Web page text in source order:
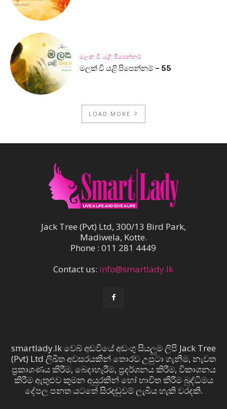
මලක් වී යළි පිපෙන්නම්
මලක් වී යළි පිපෙන්නම් – 55
LOAD MORE
Jack Tree (Pvt) Ltd, 300/13 Bird Park,
Madiwela, Kotte.
Phone : 011 281 4449
Contact us: info@smartlady.lk
smartlady.lk වෙබ් අඩවියේ අඩංගු සියලුම ලිපි Jack Tree
(Pvt) Ltd ලිඛිත අවසරයකින් තොරව උපුටා ගැනීම, නැවත
ප්‍රකාශණය කිරීම, බෙදාහැරීම, ප්‍රදර්ශනය කිරීම, විකාශනය
කිරීම ඇතුළුව කුමන අයුරකින් හෝ භාවිත කිරීම බුද්ධිමය
දේපල පනත යටතේ සිරදඬුවම් ලැබිය හැකි වරදකි.